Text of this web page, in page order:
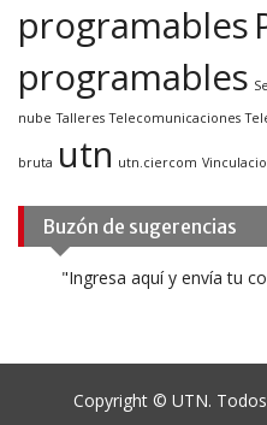
programables
programables
nube Talleres Telecomunicaciones
bruta utn utn.ciercom Vinculacio
Buzón de sugerencias
"Ingresa aquí y envía tu
Copyright © UTN.